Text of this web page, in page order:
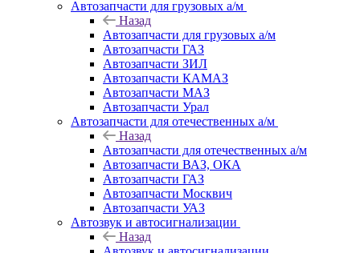
Автозапчасти для грузовых а/м
Назад
Автозапчасти для грузовых а/м
Автозапчасти ГАЗ
Автозапчасти ЗИЛ
Автозапчасти КАМАЗ
Автозапчасти МАЗ
Автозапчасти Урал
Автозапчасти для отечественных а/м
Назад
Автозапчасти для отечественных а/м
Автозапчасти ВАЗ, ОКА
Автозапчасти ГАЗ
Автозапчасти Москвич
Автозапчасти УАЗ
Автозвук и автосигнализации
Назад